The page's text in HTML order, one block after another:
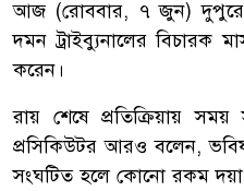
আজ (রোববার, ৭ জুন) দুপুরে
দমন ট্রাইব্যুনালের বিচারক
করেন।
রায় শেষে প্রতিক্রিয়ায় সময়
প্রসিকিউটর আরও বলেন,
সংঘটিত হলে কোনো রকম দয়া